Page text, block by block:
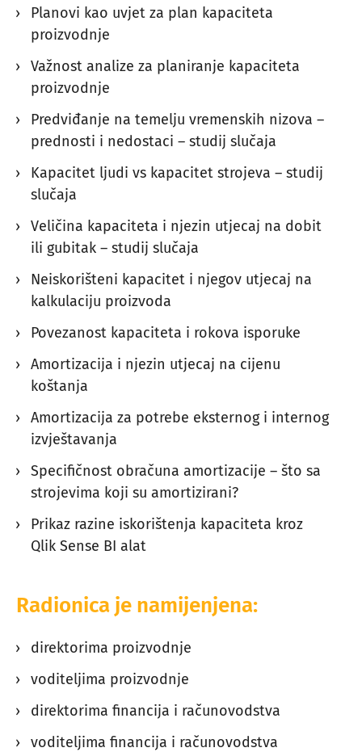
Planovi kao uvjet za plan kapaciteta
proizvodnje
Važnost analize za planiranje kapaciteta
proizvodnje
Predviđanje na temelju vremenskih nizova –
prednosti i nedostaci – studij slučaja
Kapacitet ljudi vs kapacitet strojeva – studij
slučaja
Veličina kapaciteta i njezin utjecaj na dobit
ili gubitak – studij slučaja
Neiskorišteni kapacitet i njegov utjecaj na
kalkulaciju proizvoda
Povezanost kapaciteta i rokova isporuke
Amortizacija i njezin utjecaj na cijenu
koštanja
Amortizacija za potrebe eksternog i internog
izvještavanja
Specifičnost obračuna amortizacije – što sa
strojevima koji su amortizirani?
Prikaz razine iskorištenja kapaciteta kroz
Qlik Sense BI alat
Radionica je namijenjena:
direktorima proizvodnje
voditeljima proizvodnje
direktorima financija i računovodstva
voditeljima financija i računovodstva